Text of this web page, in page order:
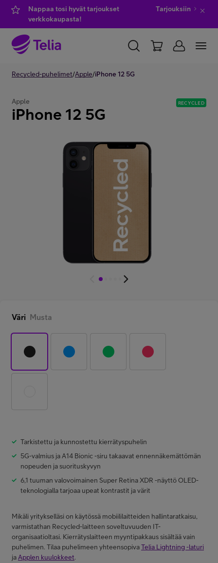
Nappaa tosi hyvät tarjoukset
verkkokaupasta!
Tarjouksiin
YKSITYISILLE YRITYKSILLE WHOLESALE
Recycled-puhelimet/Apple/iPhone 12 5G
RECYCLED
Apple
iPhone 12 5G
Väri Musta
Tarkistettu ja kunnostettu kierrätyspuhelin
5G-valmius ja A14 Bionic -siru takaavat ennennäkemättömän
nopeuden ja suorituskyvyn
6,1 tuuman valovoimainen Super Retina XDR -näyttö OLED-
teknologialla tarjoaa upeat kontrastit ja värit
Mikäli yritykselläsi on käytössä mobiililaitteiden hallintaratkaisu,
varmistathan Recycled-laitteen soveltuvuuden IT-
organisaatioltasi. Kierrätyslaitteen myyntipakkaus sisältää vain
puhelimen. Tilaa puhelimeen yhteensopivaTelia Lightning -laturi
jaApplen kuulokkeet.